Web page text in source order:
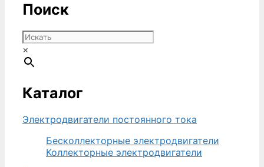
Поиск
×
Каталог
Электродвигатели постоянного тока
Бесколлекторные электродвигатели
Коллекторные электродвигатели